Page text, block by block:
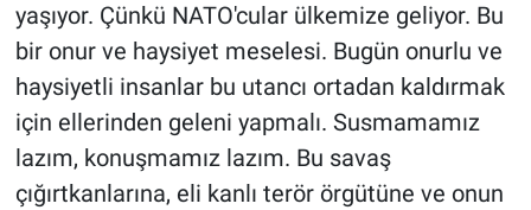
yaşıyor. Çünkü NATO'cular ülkemize geliyor. Bu
bir onur ve haysiyet meselesi. Bugün onurlu ve
haysiyetli insanlar bu utancı ortadan kaldırmak
için ellerinden geleni yapmalı. Susmamamız
lazım, konuşmamız lazım. Bu savaş
çığırtkanlarına, eli kanlı terör örgütüne ve onun